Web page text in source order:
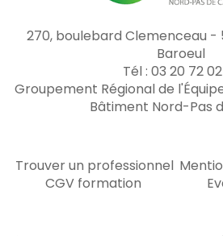
270, boulebard Clemenceau
Baroeul
Tél : 03 20 72
Groupement Régional de
Bâtiment Nord-Pas
Trouver un professionnel
CGV formation